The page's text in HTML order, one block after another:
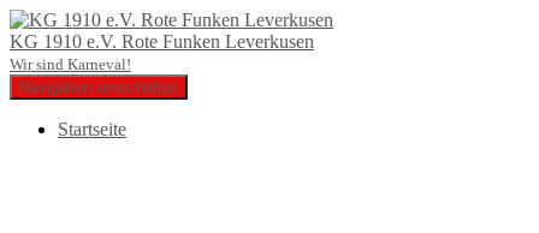
KG 1910 e.V. Rote Funken Leverkusen
Wir sind Karneval!
Navigation umschalten
Startseite